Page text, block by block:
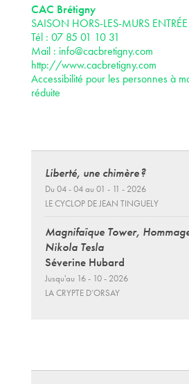
CAC Brétigny
SAISON HORS-LES-MURS ENTRÉE
Tél : 07 85 01 10 31
Mail : info@cacbretigny.com
http://www.cacbretigny.com
Accessibilité pour les personnes à
réduite
Liberté, une chimère ?
Du 04 - 04 au 01 - 11 - 2026
LE CYCLOP DE JEAN TINGUELY
Magnifaïque Tower,
Nikola Tesla
Séverine Hubard
Jusqu'au 16 - 10 - 2026
LA CRYPTE D’ORSAY